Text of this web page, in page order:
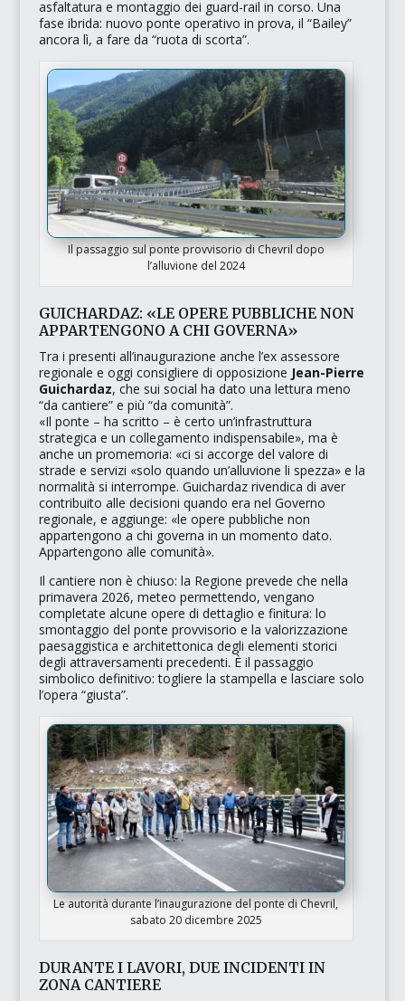
asfaltatura e montaggio dei guard-rail in corso. Una
fase ibrida: nuovo ponte operativo in prova, il “Bailey”
ancora lì, a fare da “ruota di scorta”.
Il passaggio sul ponte provvisorio di Chevril dopo
l’alluvione del 2024
GUICHARDAZ: «LE OPERE PUBBLICHE NON
APPARTENGONO A CHI GOVERNA»
Tra i presenti all’inaugurazione anche l’ex assessore
regionale e oggi consigliere di opposizione Jean-Pierre
Guichardaz, che sui social ha dato una lettura meno
“da cantiere”e più “da comunità”.
«Il ponte – ha scritto – è certo un’infrastruttura
strategica e un collegamento indispensabile», ma è
anche un promemoria: «ci si accorge del valore di
strade e servizi «solo quando un’alluvione li spezza»e la
normalità si interrompe. Guichardaz rivendica di aver
contribuito alle decisioni quando era nel Governo
regionale, e aggiunge: «le opere pubbliche non
appartengono a chi governa in un momento dato.
Appartengono alle comunità».
Il cantiere non è chiuso: la Regione prevede che nella
primavera 2026, meteo permettendo, vengano
completate alcune opere di dettaglio e finitura: lo
smontaggio del ponte provvisorio e la valorizzazione
paesaggistica e architettonica degli elementi storici
degli attraversamenti precedenti. È il passaggio
simbolico definitivo: togliere la stampella e lasciare solo
l’opera “giusta”.
Le autorità durante l’inaugurazione del ponte di Chevril,
sabato 20 dicembre 2025
DURANTE I LAVORI, DUE INCIDENTI IN
ZONA CANTIERE